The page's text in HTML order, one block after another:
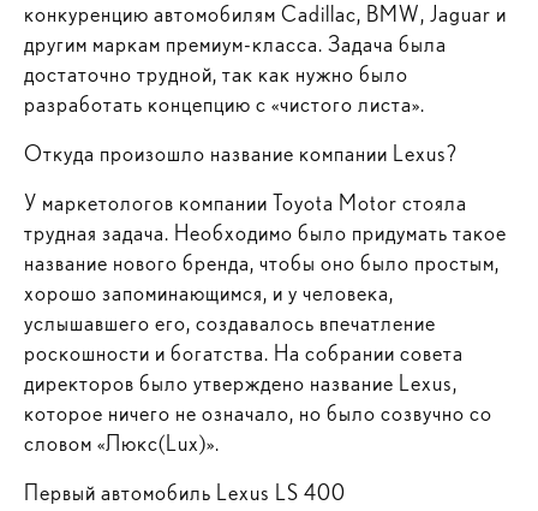
конкуренцию автомобилям Cadillac, BMW, Jaguar и
другим маркам премиум-класса. Задача была
достаточно трудной, так как нужно было
разработать концепцию с «чистого листа».
Откуда произошло название компании Lexus?
У маркетологов компании Toyota Motor стояла
трудная задача. Необходимо было придумать такое
название нового бренда, чтобы оно было простым,
хорошо запоминающимся, и у человека,
услышавшего его, создавалось впечатление
роскошности и богатства. На собрании совета
директоров было утверждено название Lexus,
которое ничего не означало, но было созвучно со
словом «Люкс(Lux)».
Первый автомобиль Lexus LS 400